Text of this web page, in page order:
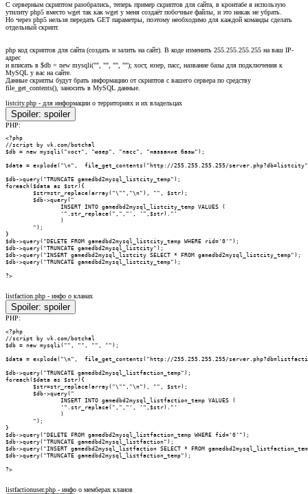
С серверным скриптом разобрались, теперь пример скриптов для сайта, в кронтабе я использую
утилиту php5 вместо wget так как wget у меня создаёт побочные файлы, и это никак не убрать.
Но через php5 нельзя передать GET параметры, поэтому необходимо для каждой команды сделать
отдельный скрипт.
php код скриптов для сайта (создать и залить на сайт). В коде изменить 255.255.255.255 на ваш IP-
адрес
и вписать в $db = new mysqli("", "", "", ""); хост, юзер, пасс, название базы для подключения к
MySQL у вас на сайте.
Данные скрипты будут брать информацию от скриптов с вашего сервера по средству
file_get_contents(), заносить в MySQL данные.
listcity.php - для информации о территориях и их владельцах
Spoiler: spoiler
PHP:
<?php
//script by vk.com/botchal
$db = new mysqli("хост", "юзер", "пасс", "название базы");
$data = explode("\n",  file_get_contents("http://255.255.255.255/
$db->query("TRUNCATE gamedbd2mysql_listcity_temp");
foreach($data as $str){
        $str=str_replace(array("\"","\n"), "", $str);
        $db->query("
                INSERT INTO gamedbd2mysql_listcity_temp VALUES (
                '".str_replace(",","', '",$str)."'
                )
        ");
}
$db->query("DELETE FROM gamedbd2mysql_listcity_temp WHERE rid='0'");
$db->query("TRUNCATE gamedbd2mysql_listcity");
$db->query("INSERT gamedbd2mysql_listcity SELECT * FROM gamedbd2mysql_listcity_temp");
$db->query("TRUNCATE gamedbd2mysql_listcity_temp");
?>
listfaction.php - инфо о кланах
Spoiler: spoiler
PHP:
<?php
//script by vk.com/botchal
$db = new mysqli("", "", "", "");
$data = explode("\n",  file_get_contents("http://255.255.255.255/
$db->query("TRUNCATE gamedbd2mysql_listfaction_temp");
foreach($data as $str){
        $str=str_replace(array("\"","\n"), "", $str);
        $db->query("
                INSERT INTO gamedbd2mysql_listfaction_temp VALUES (
                '".str_replace(",","', '",$str)."'
                )
        ");
}
$db->query("DELETE FROM gamedbd2mysql_listfaction_temp WHERE fid='0'");
$db->query("TRUNCATE gamedbd2mysql_listfaction");
$db->query("INSERT gamedbd2mysql_listfaction SELECT * FROM
$db->query("TRUNCATE gamedbd2mysql_listfaction_temp");
?>
listfactionuser.php - инфо о мемберах кланов